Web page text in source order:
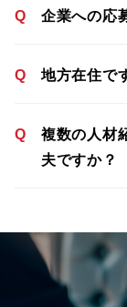
Q 企業への応
Q 地方在住で
Q
複数の人材
夫ですか？